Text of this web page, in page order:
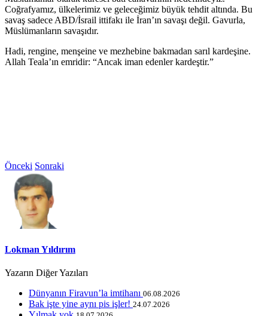
Coğrafyamız, ülkelerimiz ve geleceğimiz büyük tehdit altında. Bu
savaş sadece ABD/İsrail ittifakı ile İran’ın savaşı değil. Gavurla,
Müslümanların savaşıdır.
Hadi, rengine, menşeine ve mezhebine bakmadan sarıl kardeşine.
Allah Teala’ın emridir: “Ancak iman edenler kardeştir.”
Önceki Sonraki
Lokman Yıldırım
Yazarın Diğer Yazıları
Dünyanın Firavun’la imtihanı 06.08.2026
Bak işte yine aynı pis işler! 24.07.2026